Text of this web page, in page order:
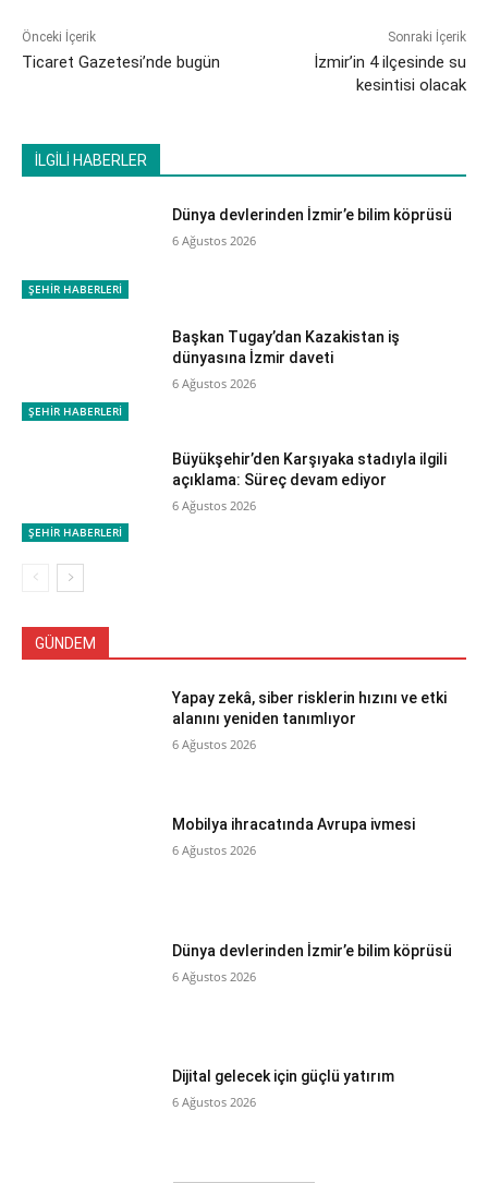
Önceki İçerik
Ticaret Gazetesi’nde bugün
Sonraki İçerik
İzmir’in 4 ilçesinde su
kesintisi olacak
İLGİLİ HABERLER
ŞEHİR HABERLERİ
Dünya devlerinden İzmir’e bilim köprüsü
6 Ağustos 2026
ŞEHİR HABERLERİ
Başkan Tugay’dan Kazakistan iş
dünyasına İzmir daveti
6 Ağustos 2026
ŞEHİR HABERLERİ
Büyükşehir’den Karşıyaka stadıyla ilgili
açıklama: Süreç devam ediyor
6 Ağustos 2026
GÜNDEM
Yapay zekâ, siber risklerin hızını ve etki
alanını yeniden tanımlıyor
6 Ağustos 2026
Mobilya ihracatında Avrupa ivmesi
6 Ağustos 2026
Dünya devlerinden İzmir’e bilim köprüsü
6 Ağustos 2026
Dijital gelecek için güçlü yatırım
6 Ağustos 2026